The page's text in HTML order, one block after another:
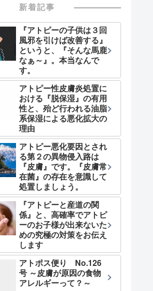
新着記事
『アトピーの子供は３回
風邪を引けば改善する』
というと、『そんな馬鹿
なぁ～』。本当なんで
す。
アトピー性皮膚炎処置に
おける『脱保湿』の有用
性と、殆ど行われる油脂
系保湿による悪化拡大の
理由
アトピー悪化要因とされ
る第２の異物侵入路は
『皮膚』です。『皮膚常
在菌』の存在を意識して
処置しましょう。
『アトピーと産道の関
係』と、高確率でアトピ
ーのお子様が出来ないた
めの究極の対策をお伝え
します
アトポス便り No.126
号 ～皮膚が原因の食物
アレルギーって？～